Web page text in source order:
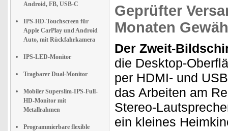
Android, FB, USB-C
IPS-HD-Touchscreen für
Apple CarPlay und Android
Auto, mit Rückfahrkamera
IPS-LED-Monitor
Tragbarer Dual-Monitor
Mobiler Superslim-IPS-Full-
HD-Monitor mit
Metallrahmen
Programmierbare flexible
Geprüfter
Monaten
Der Zweit-
die Desktop-
per HDMI- und
das Arbeiten am
Stereo-
ein kleines